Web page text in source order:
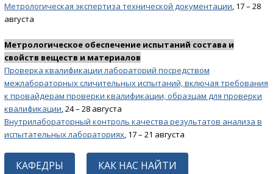
Метрологическая экспертиза технической документации, 17 – 28
августа
Метрологическое обеспечение испытаний состава и
свойств веществ и материалов
Проверка квалификации лабораторий посредством
межлабораторных сличительных испытаний, включая требования
к провайдерам проверки квалификации, образцам для проверки
квалификации, 24 – 28 августа
Внутрилабораторный контроль качества результатов анализа в
испытательных лабораториях, 17 – 21 августа
КАФЕДРЫ КАК НАС НАЙТИ